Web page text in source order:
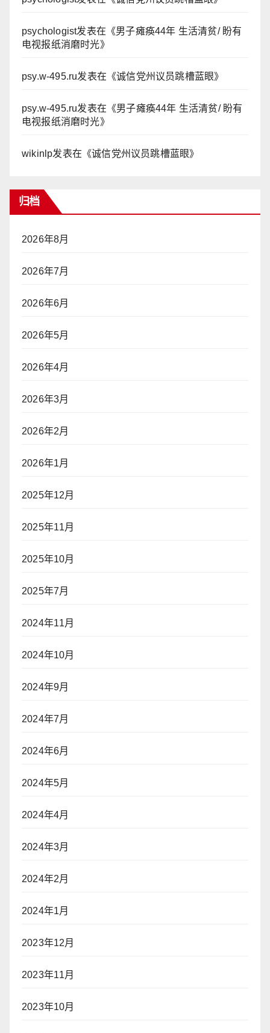
psychologist发表在《男子瘫痪44年 生活清贫/ 盼有
电视报纸消磨时光》
psy.w-495.ru发表在《诚信党州议员跳槽蓝眼》
psy.w-495.ru发表在《男子瘫痪44年 生活清贫/ 盼有
电视报纸消磨时光》
wikinlp发表在《诚信党州议员跳槽蓝眼》
归档
2026年8月
2026年7月
2026年6月
2026年5月
2026年4月
2026年3月
2026年2月
2026年1月
2025年12月
2025年11月
2025年10月
2025年7月
2024年11月
2024年10月
2024年9月
2024年7月
2024年6月
2024年5月
2024年4月
2024年3月
2024年2月
2024年1月
2023年12月
2023年11月
2023年10月